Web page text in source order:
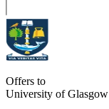
Offers to
University of Glasgow